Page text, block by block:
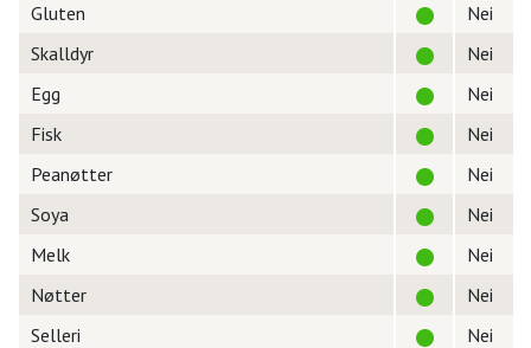
Gluten
Nei
Skalldyr
Nei
Egg
Nei
Fisk
Nei
Peanøtter
Nei
Soya
Nei
Melk
Nei
Nøtter
Nei
Selleri
Nei